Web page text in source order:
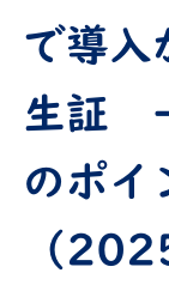
で導入
生証 -
のポイ
（